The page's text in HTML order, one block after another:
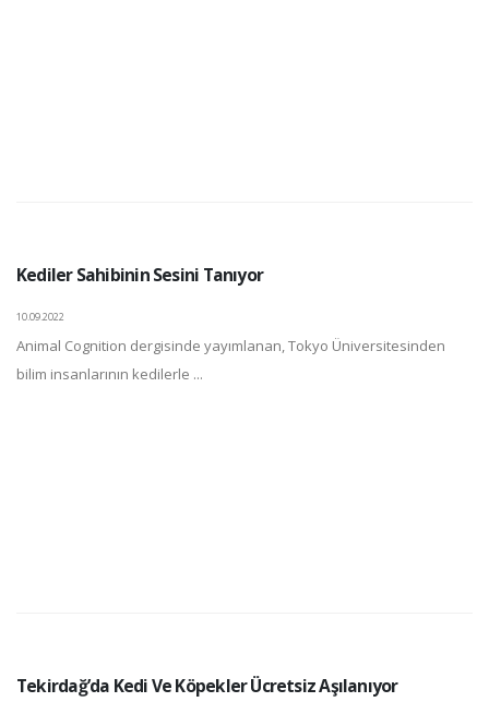
Kediler Sahibinin Sesini Tanıyor
10.09.2022
Animal Cognition dergisinde yayımlanan, Tokyo Üniversitesinden
bilim insanlarının kedilerle ...
Tekirdağ’da Kedi Ve Köpekler Ücretsiz Aşılanıyor